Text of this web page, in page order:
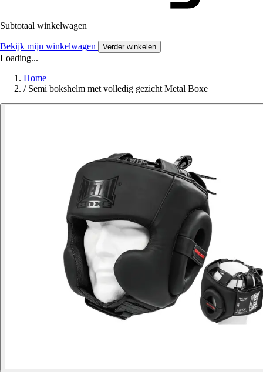
Subtotaal winkelwagen
Bekijk mijn winkelwagen Verder winkelen
Loading...
Home
/ Semi bokshelm met volledig gezicht Metal Boxe